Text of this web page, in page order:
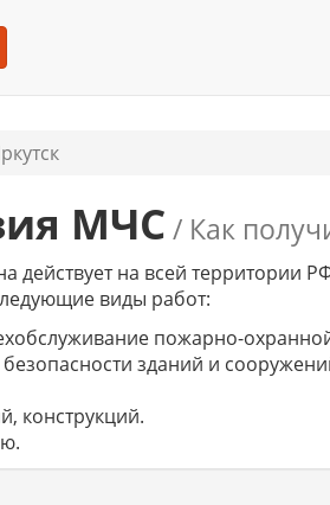
МЧС / Как
на всей территории
виды работ:
пожарно-
зданий и
конструкций.